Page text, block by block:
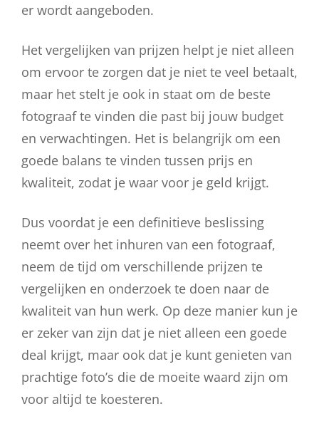
er wordt aangeboden.
Het vergelijken van prijzen helpt je niet alleen
om ervoor te zorgen dat je niet te veel betaalt,
maar het stelt je ook in staat om de beste
fotograaf te vinden die past bij jouw budget
en verwachtingen. Het is belangrijk om een
goede balans te vinden tussen prijs en
kwaliteit, zodat je waar voor je geld krijgt.
Dus voordat je een definitieve beslissing
neemt over het inhuren van een fotograaf,
neem de tijd om verschillende prijzen te
vergelijken en onderzoek te doen naar de
kwaliteit van hun werk. Op deze manier kun je
er zeker van zijn dat je niet alleen een goede
deal krijgt, maar ook dat je kunt genieten van
prachtige foto’s die de moeite waard zijn om
voor altijd te koesteren.